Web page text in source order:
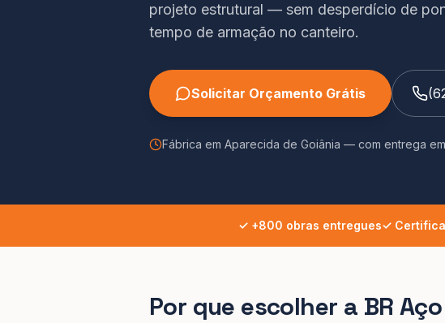
projeto estrutural — sem desperdício de
tempo de armação no canteiro.
Solicitar Orçamento Grátis
Fábrica em Aparecida de Goiânia — com entrega
✓ +800 obras entregues✓
Por que escolher a BR